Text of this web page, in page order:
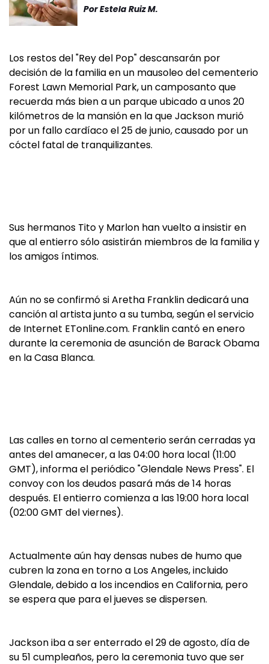
PorEstela Ruiz M.
Los restos del "Rey del Pop" descansarán por
decisión de la familia en un mausoleo del cementerio
Forest Lawn Memorial Park, un camposanto que
recuerda más bien a un parque ubicado a unos 20
kilómetros de la mansión en la que Jackson murió
por un fallo cardíaco el 25 de junio, causado por un
cóctel fatal de tranquilizantes.
Sus hermanos Tito y Marlon han vuelto a insistir en
que al entierro sólo asistirán miembros de la familia y
los amigos íntimos.
Aún no se confirmó si Aretha Franklin dedicará una
canción al artista junto a su tumba, según el servicio
de Internet ETonline.com. Franklin cantó en enero
durante la ceremonia de asunción de Barack Obama
en la Casa Blanca.
Las calles en torno al cementerio serán cerradas ya
antes del amanecer, a las 04:00 hora local (11:00
GMT), informa el periódico "Glendale News Press". El
convoy con los deudos pasará más de 14 horas
después. El entierro comienza a las 19:00 hora local
(02:00 GMT del viernes).
Actualmente aún hay densas nubes de humo que
cubren la zona en torno a Los Angeles, incluido
Glendale, debido a los incendios en California, pero
se espera que para el jueves se dispersen.
Jackson iba a ser enterrado el 29 de agosto, día de
su 51 cumpleaños, pero la ceremonia tuvo que ser